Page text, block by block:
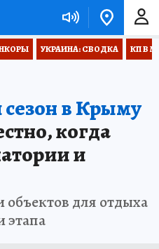
УКРАИНА: СВОДКА КП В
в Крыму
когда
и
объектов для отдыха
этапа